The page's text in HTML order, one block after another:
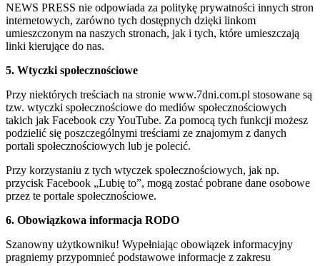
NEWS PRESS nie odpowiada za politykę prywatności innych stron
internetowych, zarówno tych dostępnych dzięki linkom
umieszczonym na naszych stronach, jak i tych, które umieszczają
linki kierujące do nas.
5. Wtyczki społecznościowe
Przy niektórych treściach na stronie www.7dni.com.pl stosowane są
tzw. wtyczki społecznościowe do mediów społecznościowych
takich jak Facebook czy YouTube. Za pomocą tych funkcji możesz
podzielić się poszczególnymi treściami ze znajomym z danych
portali społecznościowych lub je polecić.
Przy korzystaniu z tych wtyczek społecznościowych, jak np.
przycisk Facebook „Lubię to”, mogą zostać pobrane dane osobowe
przez te portale społecznościowe.
6. Obowiązkowa informacja RODO
Szanowny użytkowniku! Wypełniając obowiązek informacyjny
pragniemy przypomnieć podstawowe informacje z zakresu